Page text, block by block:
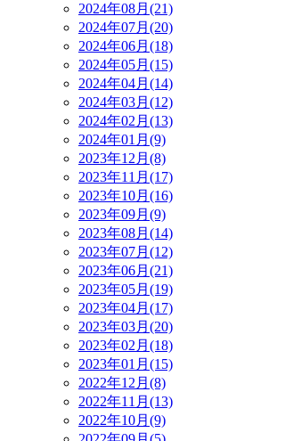
2024年08月(21)
2024年07月(20)
2024年06月(18)
2024年05月(15)
2024年04月(14)
2024年03月(12)
2024年02月(13)
2024年01月(9)
2023年12月(8)
2023年11月(17)
2023年10月(16)
2023年09月(9)
2023年08月(14)
2023年07月(12)
2023年06月(21)
2023年05月(19)
2023年04月(17)
2023年03月(20)
2023年02月(18)
2023年01月(15)
2022年12月(8)
2022年11月(13)
2022年10月(9)